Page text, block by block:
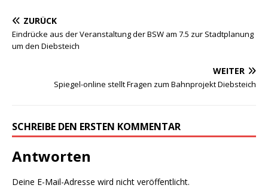
ZURÜCK
Eindrücke aus der Veranstaltung der BSW am 7.5 zur Stadtplanung
um den Diebsteich
WEITER
Spiegel-online stellt Fragen zum Bahnprojekt Diebsteich
SCHREIBE DEN ERSTEN KOMMENTAR
Antworten
Deine E-Mail-Adresse wird nicht veröffentlicht.